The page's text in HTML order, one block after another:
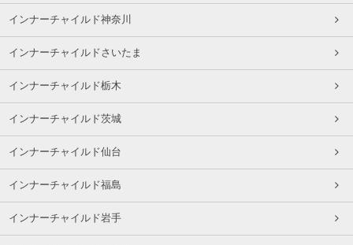
インナーチャイルド神奈川
インナーチャイルドさいたま
インナーチャイルド栃木
インナーチャイルド茨城
インナーチャイルド仙台
インナーチャイルド福島
インナーチャイルド岩手